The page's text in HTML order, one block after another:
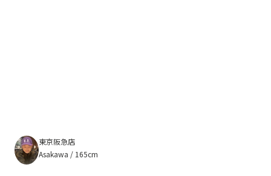
東京阪急店
Asakawa / 165cm